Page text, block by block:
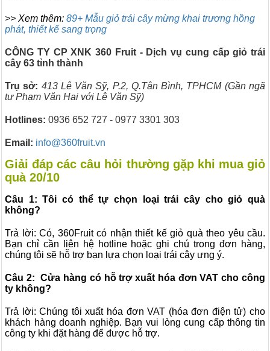
>> Xem thêm: 89+ Mẫu giỏ trái cây mừng khai trương hồng
phát, thiết kế sang trọng
CÔNG TY CP XNK 360 Fruit - Dịch vụ cung cấp giỏ trái
cây 63 tỉnh thành
Trụ sở: 413 Lê Văn Sỹ, P.2, Q.Tân Bình, TPHCM (Gần ngã
tư Phạm Văn Hai với Lê Văn Sỹ)
Hotlines: 0936 652 727 - 0977 3301 303
Email: info@360fruit.vn
Giải đáp các câu hỏi thường gặp khi mua giỏ
quà 20/10
Câu 1: Tôi có thể tự chọn loại trái cây cho giỏ quà
không?
Trả lời: Có, 360Fruit có nhận thiết kế giỏ quà theo yêu cầu.
Bạn chỉ cần liên hệ hotline hoặc ghi chú trong đơn hàng,
chúng tôi sẽ hỗ trợ bạn lựa chọn loại trái cây ưng ý.
Câu 2:
Cửa hàng có hỗ trợ xuất hóa đơn VAT cho công
ty không?
Trả lời: Chúng tôi xuất hóa đơn VAT (hóa đơn điện tử) cho
khách hàng doanh nghiệp. Bạn vui lòng cung cấp thông tin
công ty khi đặt hàng để được hỗ trợ.